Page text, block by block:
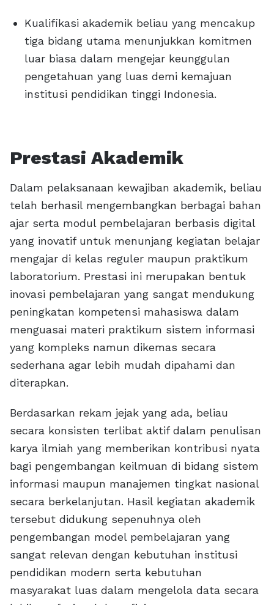
Kualifikasi akademik beliau yang mencakup
tiga bidang utama menunjukkan komitmen
luar biasa dalam mengejar keunggulan
pengetahuan yang luas demi kemajuan
institusi pendidikan tinggi Indonesia.
Prestasi Akademik
Dalam pelaksanaan kewajiban akademik, beliau
telah berhasil mengembangkan berbagai bahan
ajar serta modul pembelajaran berbasis digital
yang inovatif untuk menunjang kegiatan belajar
mengajar di kelas reguler maupun praktikum
laboratorium. Prestasi ini merupakan bentuk
inovasi pembelajaran yang sangat mendukung
peningkatan kompetensi mahasiswa dalam
menguasai materi praktikum sistem informasi
yang kompleks namun dikemas secara
sederhana agar lebih mudah dipahami dan
diterapkan.
Berdasarkan rekam jejak yang ada, beliau
secara konsisten terlibat aktif dalam penulisan
karya ilmiah yang memberikan kontribusi nyata
bagi pengembangan keilmuan di bidang sistem
informasi maupun manajemen tingkat nasional
secara berkelanjutan. Hasil kegiatan akademik
tersebut didukung sepenuhnya oleh
pengembangan model pembelajaran yang
sangat relevan dengan kebutuhan institusi
pendidikan modern serta kebutuhan
masyarakat luas dalam mengelola data secara